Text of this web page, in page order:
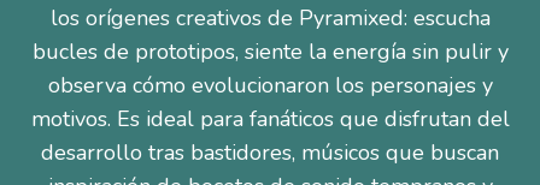
los orígenes creativos de Pyramixed: escucha
bucles de prototipos, siente la energía sin pulir y
observa cómo evolucionaron los personajes y
motivos. Es ideal para fanáticos que disfrutan del
desarrollo tras bastidores, músicos que buscan